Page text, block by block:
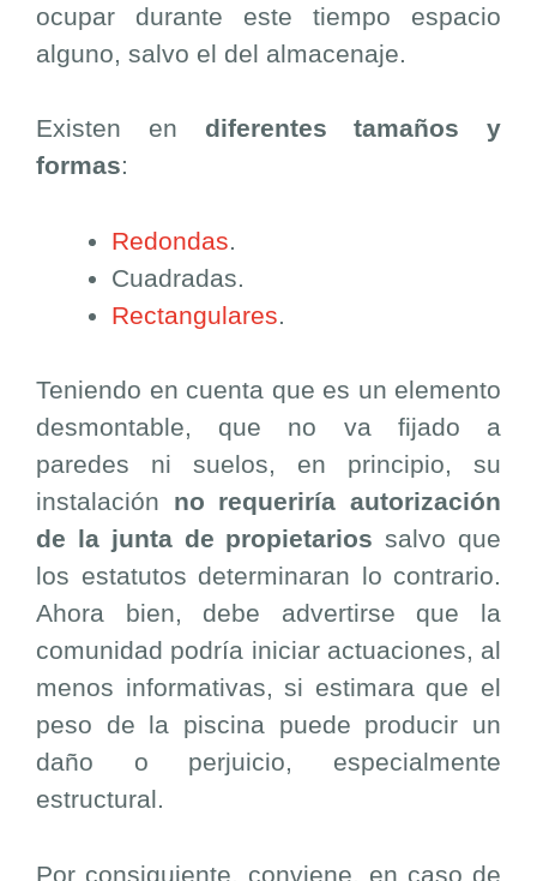
ocupar durante este tiempo espacio
alguno, salvo el del almacenaje.
Existen en diferentes tamaños y
formas:
Redondas
Cuadradas.
Rectangulares
Teniendo en cuenta que es un elemento
desmontable, que no va fijado a
paredes ni suelos, en principio, su
instalación no requeriría autorización
de la junta de propietarios salvo que
los estatutos determinaran lo contrario.
Ahora bien, debe advertirse que la
comunidad podría iniciar actuaciones, al
menos informativas, si estimara que el
peso de la piscina puede producir un
daño o perjuicio, especialmente
estructural.
Por consiguiente, conviene, en caso de